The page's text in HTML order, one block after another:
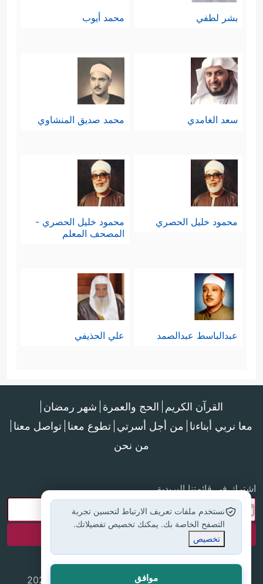
بشر لطفي محمد أيوب
سعد الغامدي محمد صديق المنشاوي
محمود خليل الحصري
محمود خليل الحصري -
المصحف المعلم
عبدالباسط عبدالصمد علي الحذيفي
القرآن الكريم الحج والعمرة شهر رمضان
معا نربي أبناءنا من أجل أسرتي تطوع معنا تواصل معنا
من نحن
اشترك في قائمتنا البريدية
جميع الحقوق محفوظة لموقع إسلام أون لاين © 2025
نستخدم ملفات تعريف الارتباط لتحسين تجربة
التصفح الخاصة بك. يمكنك تخصيص تفضيلاتك.
تخصيص
موافق